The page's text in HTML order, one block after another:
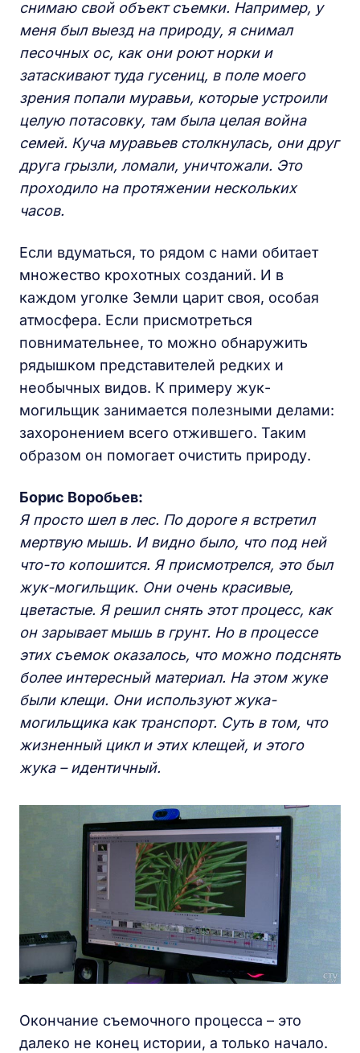
снимаю свой объект съемки. Например, у
меня был выезд на природу, я снимал
песочных ос, как они роют норки и
затаскивают туда гусениц, в поле моего
зрения попали муравьи, которые устроили
целую потасовку, там была целая война
семей. Куча муравьев столкнулась, они друг
друга грызли, ломали, уничтожали. Это
проходило на протяжении нескольких
часов.
Если вдуматься, то рядом с нами обитает
множество крохотных созданий. И в
каждом уголке Земли царит своя, особая
атмосфера. Если присмотреться
повнимательнее, то можно обнаружить
рядышком представителей редких и
необычных видов. К примеру жук-
могильщик занимается полезными делами:
захоронением всего отжившего. Таким
образом он помогает очистить природу.
Борис Воробьев:
Я просто шел в лес. По дороге я встретил
мертвую мышь. И видно было, что под ней
что-то копошится. Я присмотрелся, это был
жук-могильщик. Они очень красивые,
цветастые. Я решил снять этот процесс, как
он зарывает мышь в грунт. Но в процессе
этих съемок оказалось, что можно подснять
более интересный материал. На этом жуке
были клещи. Они используют жука-
могильщика как транспорт. Суть в том, что
жизненный цикл и этих клещей, и этого
жука –идентичный.
Окончание съемочного процесса – это
далеко не конец истории, а только начало.